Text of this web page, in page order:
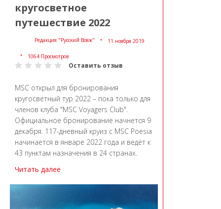
кругосветное
путешествие 2022
Редакция "Русский Вояж" 11 ноября 2019
1064 Просмотров
Оставить отзыв
MSC открыл для бронирования
кругосветный тур 2022 – пока только для
членов клуба "MSC Voyagers Club".
Официальное бронирование начнется 9
декабря. 117-дневный круиз с MSC Poesia
начинается в январе 2022 года и ведёт к
43 пунктам назначения в 24 странах.
Читать далее